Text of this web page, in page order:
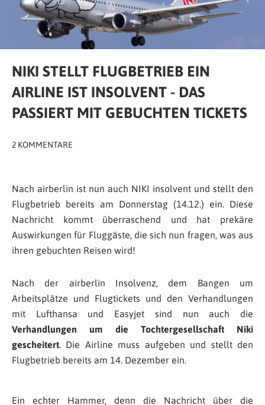
NIKI STELLT FLUGBETRIEB EIN
AIRLINE IST INSOLVENT - DAS
PASSIERT MIT GEBUCHTEN TICKETS
2 KOMMENTARE
Nach airberlin ist nun auch NIKI insolvent und stellt den
Flugbetrieb bereits am Donnerstag (14.12.) ein. Diese
Nachricht kommt überraschend und hat prekäre
Auswirkungen für Fluggäste, die sich nun fragen, was aus
ihren gebuchten Reisen wird!
Nach der airberlin Insolvenz, dem Bangen um
Arbeitsplätze und Flugtickets und den Verhandlungen
mit Lufthansa und Easyjet sind nun auch die
Verhandlungen um die Tochtergesellschaft Niki
gescheitert. Die Airline muss aufgeben und stellt den
Flugbetrieb bereits am 14. Dezember ein.
Ein echter Hammer, denn die Nachricht über die